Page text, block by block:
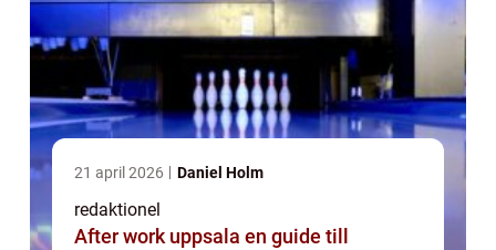
21 april 2026 Daniel Holm
redaktionel
After work uppsala en guide till